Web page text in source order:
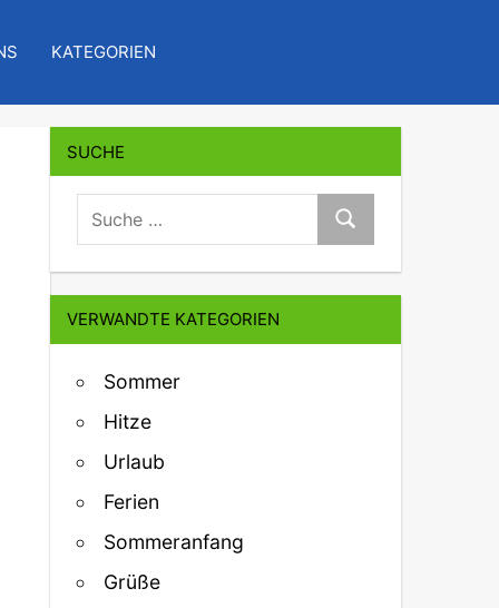
KATEGORIEN
SUCHE
suche:
Suche
VERWANDTE KATEGORIEN
Sommer
Hitze
Urlaub
Ferien
Sommeranfang
Grüße